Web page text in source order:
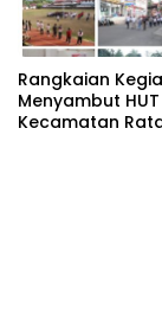
Rangkaian
Menyambut HUT
Kecamatan